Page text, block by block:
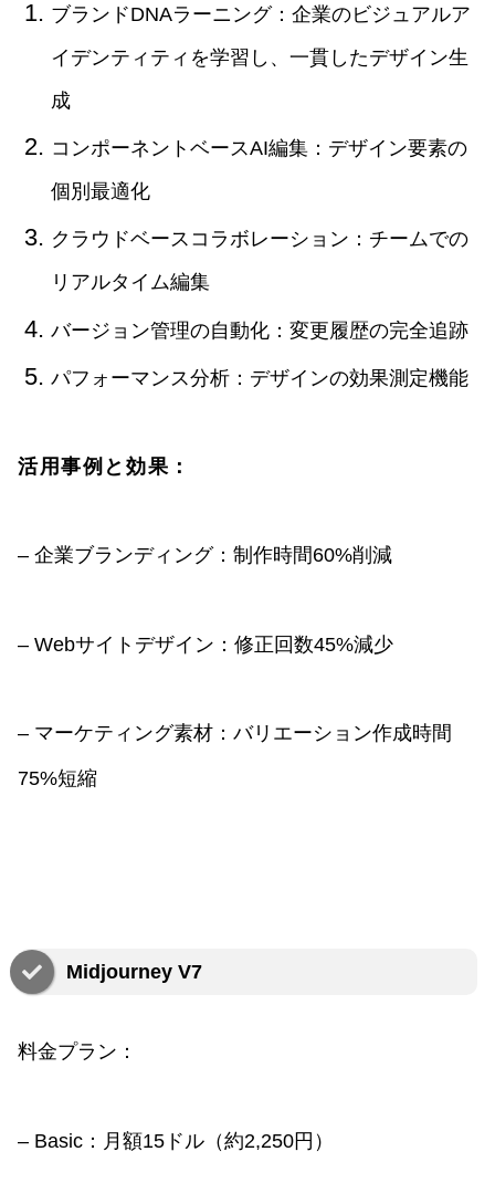
ブランドDNAラーニング：企業のビジュアルア
イデンティティを学習し、一貫したデザイン生
成
コンポーネントベースAI編集：デザイン要素の
個別最適化
クラウドベースコラボレーション：チームでの
リアルタイム編集
バージョン管理の自動化：変更履歴の完全追跡
パフォーマンス分析：デザインの効果測定機能
活用事例と効果：
– 企業ブランディング：制作時間60%削減
– Webサイトデザイン：修正回数45%減少
– マーケティング素材：バリエーション作成時間
75%短縮
Midjourney V7
料金プラン：
– Basic：月額15ドル（約2,250円）